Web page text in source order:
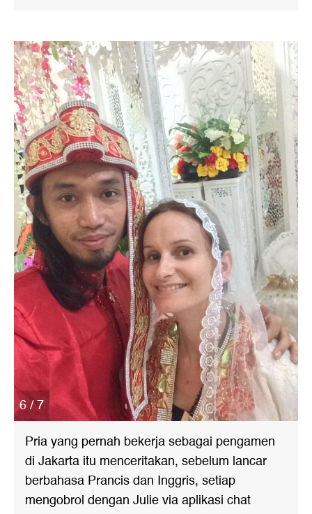
6 / 7
Pria yang pernah bekerja sebagai pengamen
di Jakarta itu menceritakan, sebelum lancar
berbahasa Prancis dan Inggris, setiap
mengobrol dengan Julie via aplikasi chat